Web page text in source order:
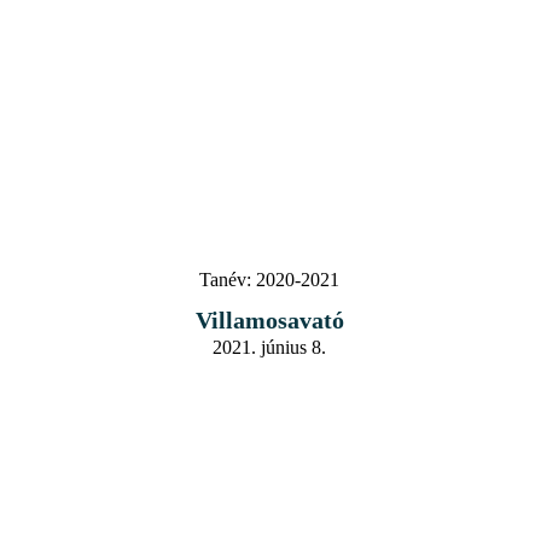
Tanév: 2020-2021
Villamosavató
2021. június 8.